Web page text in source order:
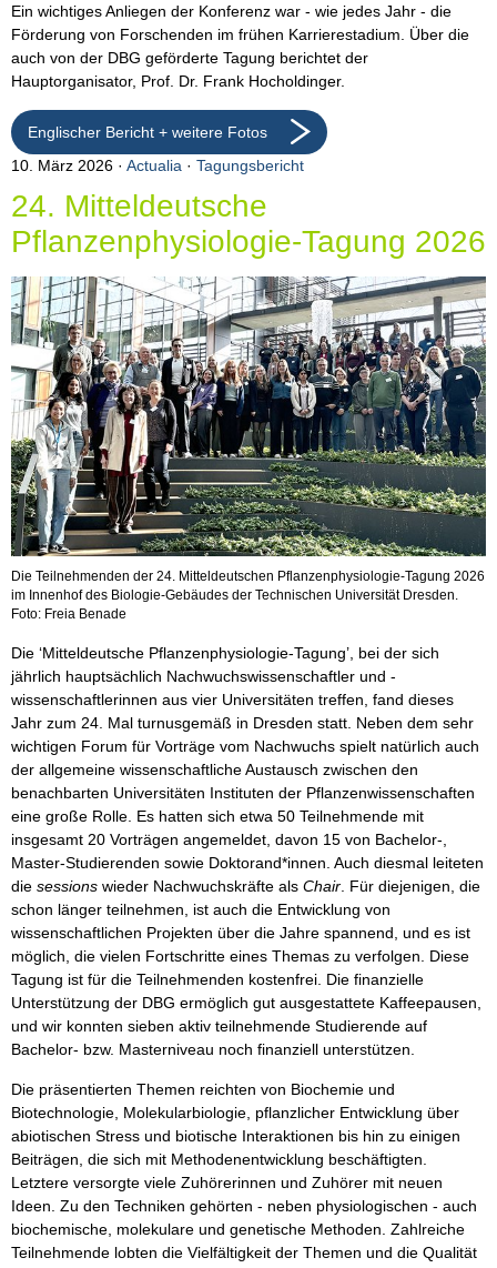
Ein wichtiges Anliegen der Konferenz war - wie jedes Jahr - die
Förderung von Forschenden im frühen Karrierestadium. Über die
auch von der DBG geförderte Tagung berichtet der
Hauptorganisator, Prof. Dr. Frank Hocholdinger.
Englischer Bericht + weitere Fotos
10. März 2026
Actualia · Tagungsbericht
24. Mitteldeutsche
Pflanzenphysiologie-Tagung 2026
Die Teilnehmenden der 24. Mitteldeutschen Pflanzenphysiologie-Tagung 2026
im Innenhof des Biologie-Gebäudes der Technischen Universität Dresden.
Foto: Freia Benade
Die ‘Mitteldeutsche Pflanzenphysiologie-Tagung’, bei der sich
jährlich hauptsächlich Nachwuchswissenschaftler und -
wissenschaftlerinnen aus vier Universitäten treffen, fand dieses
Jahr zum 24. Mal turnusgemäß in Dresden statt. Neben dem sehr
wichtigen Forum für Vorträge vom Nachwuchs spielt natürlich auch
der allgemeine wissenschaftliche Austausch zwischen den
benachbarten Universitäten Instituten der Pflanzenwissenschaften
eine große Rolle. Es hatten sich etwa 50 Teilnehmende mit
insgesamt 20 Vorträgen angemeldet, davon 15 von Bachelor-,
Master-Studierenden sowie Doktorand*innen. Auch diesmal leiteten
die sessions wieder Nachwuchskräfte als Chair . Für diejenigen, die
schon länger teilnehmen, ist auch die Entwicklung von
wissenschaftlichen Projekten über die Jahre spannend, und es ist
möglich, die vielen Fortschritte eines Themas zu verfolgen. Diese
Tagung ist für die Teilnehmenden kostenfrei. Die finanzielle
Unterstützung der DBG ermöglich gut ausgestattete Kaffeepausen,
und wir konnten sieben aktiv teilnehmende Studierende auf
Bachelor- bzw. Masterniveau noch finanziell unterstützen.
Die präsentierten Themen reichten von Biochemie und
Biotechnologie, Molekularbiologie, pflanzlicher Entwicklung über
abiotischen Stress und biotische Interaktionen bis hin zu einigen
Beiträgen, die sich mit Methodenentwicklung beschäftigten.
Letztere versorgte viele Zuhörerinnen und Zuhörer mit neuen
Ideen. Zu den Techniken gehörten - neben physiologischen - auch
biochemische, molekulare und genetische Methoden. Zahlreiche
Teilnehmende lobten die Vielfältigkeit der Themen und die Qualität